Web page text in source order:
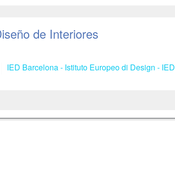
de Interiores
IED Barcelona - Istituto Europeo di Design - IED